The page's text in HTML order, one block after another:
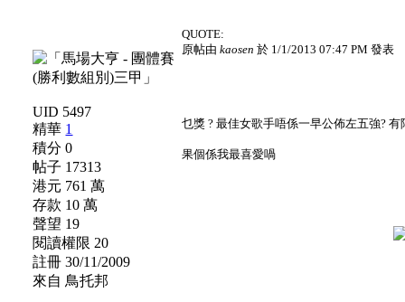
UID 5497
精華 1
積分 0
帖子 17313
港元 761 萬
存款 10 萬
聲望 19
閱讀權限 20
註冊 30/11/2009
來自 鳥托邦
QUOTE:
原帖由kaosen 於 1/1/2013 07:47 PM 發表
乜獎 ? 最佳女歌手唔係一早公佈左五強? 有
果個係我最喜愛喎